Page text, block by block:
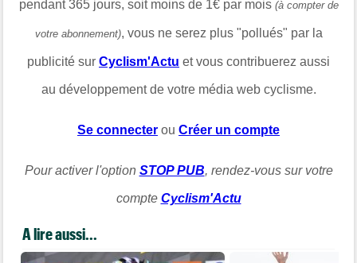
pendant 365 jours, soit moins de 1€ par mois (à compter de
votre abonnement), vous ne serez plus "pollués" par la
publicité sur Cyclism'Actu et vous contribuerez aussi
au développement de votre média web cyclisme.
Se connecter ou Créer un compte
Pour activer l'option STOP PUB, rendez-vous sur votre
compte Cyclism'Actu
A lire aussi...